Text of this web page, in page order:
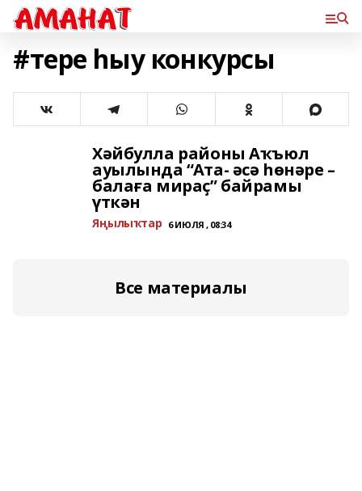
#тере һыу конкурсы
Хәйбулла районы Аҡъюл
ауылында “Ата- әсә һөнәре –
балаға мираҫ” байрамы
үткән
Яңылыҡтар 6 ИЮЛЯ , 08:34
Все материалы